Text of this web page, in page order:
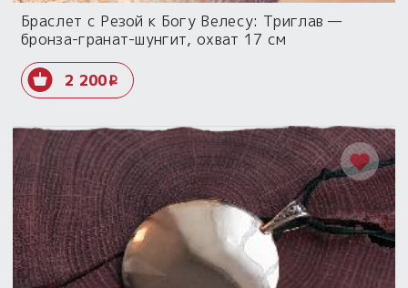
Браслет с Резой к Богу Велесу: Триглав —
бронза-гранат-шунгит, охват 17 см
2 200i